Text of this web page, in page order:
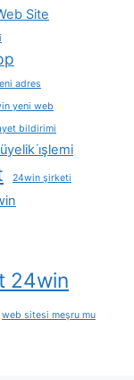
Site
adres
yeni web
bildirimi
i̇şlemi
24win şirketi
24win
web sitesi meşru mu